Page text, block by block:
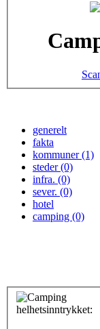
generelt
fakta
kommuner (1)
steder (0)
infra. (0)
sever. (0)
hotel
camping (0)
helhetsinntrykket: